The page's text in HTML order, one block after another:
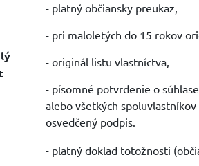
- platný občiansky preukaz,
- pri maloletých do 15 rokov
- originál listu vlastníctva,
- písomné potvrdenie o
alebo všetkých
osvedčený podpis.
- platný doklad totožnosti